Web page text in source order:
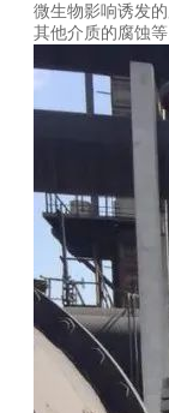
微生物影响诱发
其他介质的腐蚀等